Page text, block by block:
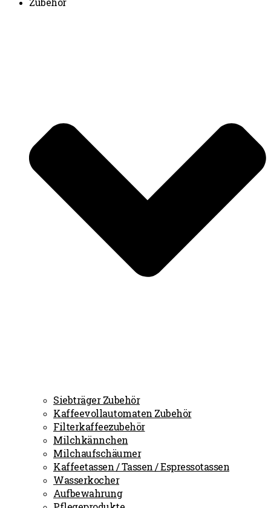
Siebträger Zubehör
Kaffeevollautomaten Zubehör
Filterkaffeezubehör
Milchkännchen
Milchaufschäumer
Kaffeetassen / Tassen / Espressotassen
Wasserkocher
Aufbewahrung